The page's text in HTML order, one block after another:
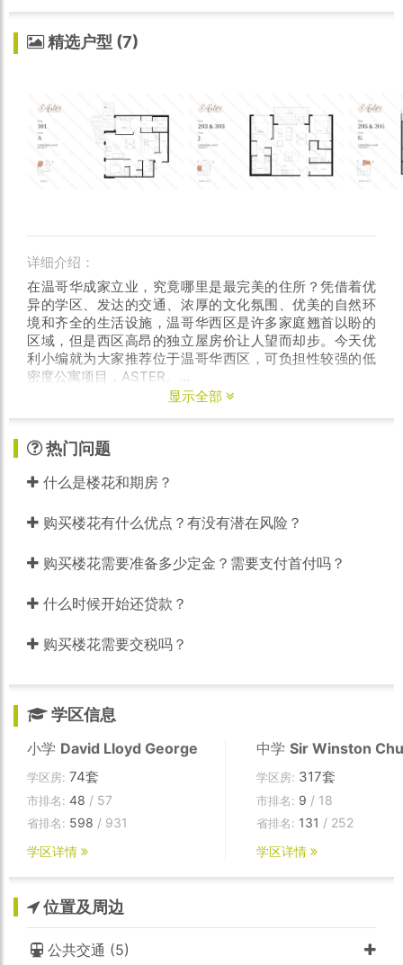
精选户型 (7)
详细介绍：
在温哥华成家立业，究竟哪里是最完美的住所？凭借着优
异的学区、发达的交通、浓厚的文化氛围、优美的自然环
境和齐全的生活设施，温哥华西区是许多家庭翘首以盼的
区域，但是西区高昂的独立屋房价让人望而却步。今天优
利小编就为大家推荐位于温哥华西区，可负担性较强的低
密度公寓项目，ASTER。
ASTER项目附近。对于有学龄前儿童的家庭来说，居住在
ASTER所在学区对应的公立学校分别为DAVID LLOYD
育质量优异的公立学校，尤其是SIR WINSTON
温哥华市公立学校第二名。该中学提供IB课程，完成后可
以拿到受大多数著名大学认可的IB文凭，在录取时的考量
和入学后的学分转化都有优势。
计事务所GBL ARCHITECTS设计，是一幢4层高的住宅建
自然元素及现代简洁线条，与周边环境完美融合。ASTER
们将使用门禁卡出入大楼，同时配备一个多功能室作为业
别提供一年的TELUS服务套组，包括1年的免费网络、电话
及电视服务。
ASTER的室内设计由专长于住宅室内设计的温哥华本地事
务所I.D. LAB操刀，精心搭配了IVORY和DOVE两种色调可
供买家选择。19套单位均为两房或三房，为家庭提供开阔
充足的生活空间，同时配备中央空调供住户清凉度夏及温
暖过冬。1楼及4楼单位室内挑高10尺，2楼及3楼室内调高
9尺，搭配落地窗，使得每套单位内都有着充足的采光。
DEVELOPMENTS将独立屋的生活体验带入公寓的打造，
显示全部
热门问题
什么是楼花和期房？
购买楼花有什么优点？有没有潜在风险？
购买楼花需要准备多少定金？需要支付首付吗？
什么时候开始还贷款？
购买楼花需要交税吗？
学区信息
小学 David Lloyd George
学区房: 74套
市排名: 48 / 57
省排名: 598 / 931
学区详情
中学 Sir Winston
学区房: 317套
市排名: 9 / 18
省排名: 131 / 252
学区详情
位置及周边
公共交通 (5)